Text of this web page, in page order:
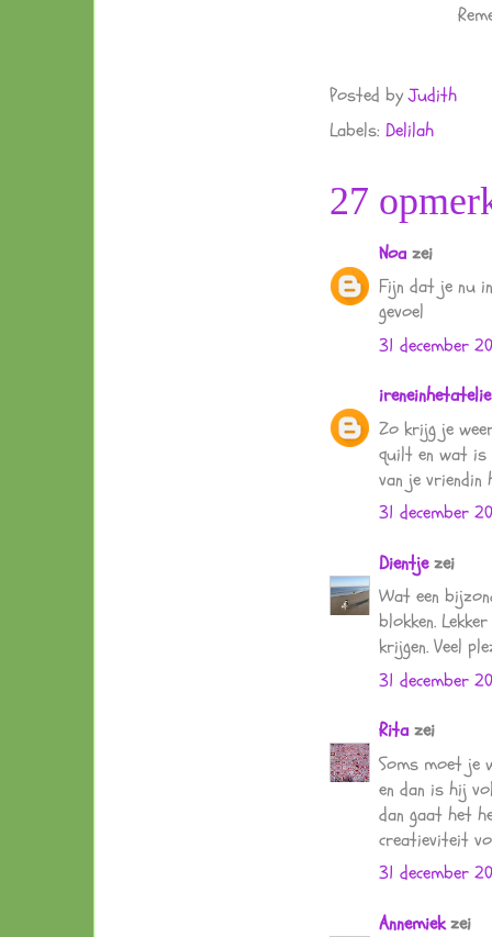
Posted byJudith
Labels: Delilah
27
Noa zei
Fijn dat je nu
gevoel
31 december
Zo krijg je
quilt en wat is
van je vriendin
31 december
Dientjezei
Wat een
blokken.
krijgen. Veel
31 december
Rita zei
Soms moet je
en dan is hij
dan gaat het
creatieviteit
31 december
Annemiekzei